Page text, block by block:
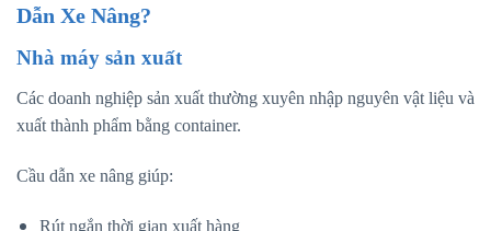
Dẫn Xe Nâng?
Nhà máy sản xuất
Các doanh nghiệp sản xuất thường xuyên nhập nguyên vật liệu và
xuất thành phẩm bằng container.
Cầu dẫn xe nâng giúp:
Rút ngắn thời gian xuất hàng